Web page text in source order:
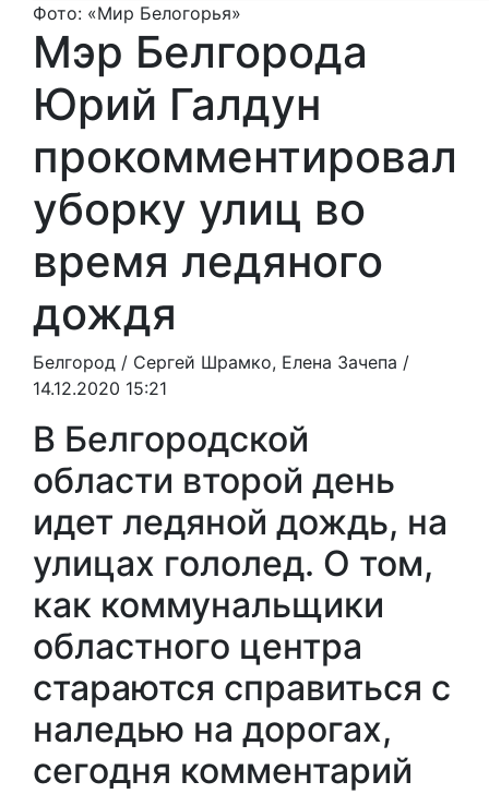
Фото: «Мир Белогорья»
Мэр Белгорода
Юрий Галдун
прокомментировал
уборку улиц во
время ледяного
дождя
Белгород / Сергей Шрамко, Елена Зачепа /
14.12.2020 15:21
В Белгородской
области второй день
идет ледяной дождь, на
улицах гололед. О том,
как коммунальщики
областного центра
стараются справиться с
наледью на дорогах,
сегодня комментарий